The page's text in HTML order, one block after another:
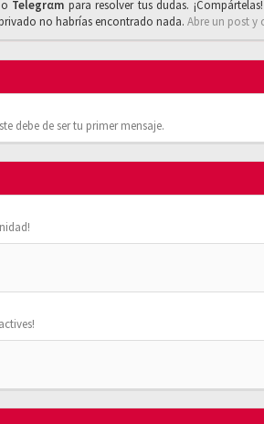
o Telegrαm para resolver tus dudas.
no habrías encontrado nada. Abre un post y
debe de ser tu primer mensaje.